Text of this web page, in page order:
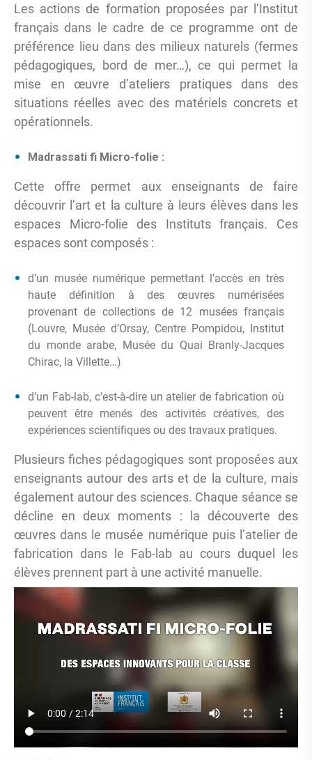
Les actions de formation proposées par l’Institut
français dans le cadre de ce programme ont de
préférence lieu dans des milieux naturels (fermes
pédagogiques, bord de mer…), ce qui permet la
mise en œuvre d’ateliers pratiques dans des
situations réelles avec des matériels concrets et
opérationnels.
Madrassati fi Micro-folie :
Cette offre permet aux enseignants de faire
découvrir l’art et la culture à leurs élèves dans les
espaces Micro-folie des Instituts français. Ces
espaces sont composés :
d’un musée numérique permettant l’accès en très
haute définition à des œuvres numérisées
provenant de collections de 12 musées français
(Louvre, Musée d’Orsay, Centre Pompidou, Institut
du monde arabe, Musée du Quai Branly-Jacques
Chirac, la Villette…)
d’un Fab-lab, c’est-à-dire un atelier de fabrication où
peuvent être menés des activités créatives, des
expériences scientifiques ou des travaux pratiques.
Plusieurs fiches pédagogiques sont proposées aux
enseignants autour des arts et de la culture, mais
également autour des sciences. Chaque séance se
décline en deux moments : la découverte des
œuvres dans le musée numérique puis l’atelier de
fabrication dans le Fab-lab au cours duquel les
élèves prennent part à une activité manuelle.